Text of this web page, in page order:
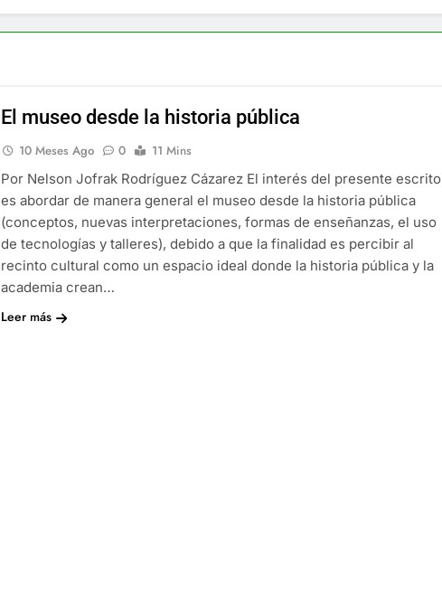
El museo desde la historia pública
10 Meses Ago 0
11 Mins
Por Nelson Jofrak Rodríguez Cázarez El interés del presente escrito
es abordar de manera general el museo desde la historia pública
(conceptos, nuevas interpretaciones, formas de enseñanzas, el uso
de tecnologías y talleres), debido a que la finalidad es percibir al
recinto cultural como un espacio ideal donde la historia pública y la
academia crean…
Leer más